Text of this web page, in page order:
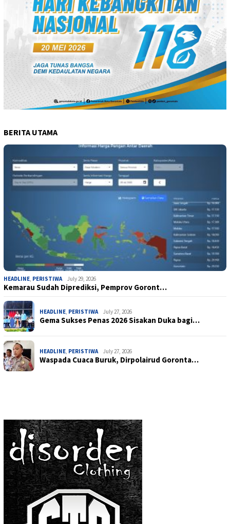
BERITA UTAMA
HEADLINE, PERISTIWA July 29, 2026
Kemarau Sudah Diprediksi, Pemprov Goront…
HEADLINE, PERISTIWA July 27, 2026
Gema Sukses Penas 2026 Sisakan Duka bagi…
HEADLINE, PERISTIWA July 27, 2026
Waspada Cuaca Buruk, Dirpolairud Goronta…